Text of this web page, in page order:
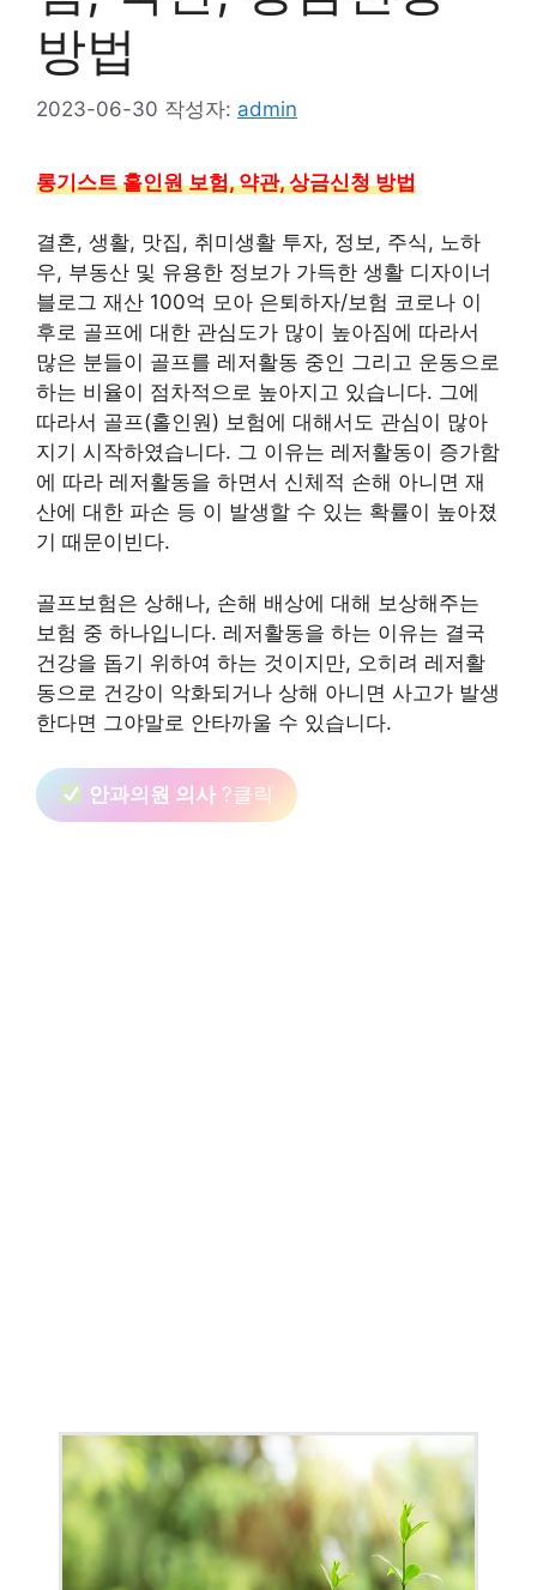
방법
2023-06-30 작성자: admin
롱기스트 홀인원 보험, 약관, 상금신청 방법
결혼, 생활, 맛집, 취미생활 투자, 정보, 주식, 노하
우, 부동산 및 유용한 정보가 가득한 생활 디자이너
블로그 재산 100억 모아 은퇴하자/보험 코로나 이
후로 골프에 대한 관심도가 많이 높아짐에 따라서
많은 분들이 골프를 레저활동 중인 그리고 운동으로
하는 비율이 점차적으로 높아지고 있습니다. 그에
따라서 골프(홀인원) 보험에 대해서도 관심이 많아
지기 시작하였습니다. 그 이유는 레저활동이 증가함
에 따라 레저활동을 하면서 신체적 손해 아니면 재
산에 대한 파손 등 이 발생할 수 있는 확률이 높아졌
기 때문이빈다.
골프보험은 상해나, 손해 배상에 대해 보상해주는
보험 중 하나입니다. 레저활동을 하는 이유는 결국
건강을 돕기 위하여 하는 것이지만, 오히려 레저활
동으로 건강이 악화되거나 상해 아니면 사고가 발생
한다면 그야말로 안타까울 수 있습니다.
안과의원 의사 ?클릭